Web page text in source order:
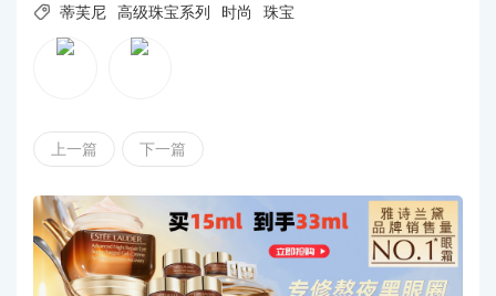
明，构筑强烈视觉反差。这一设计亦呼应黄金编织工艺的
柔韧美感，灵动线条打造富有几何张力、流光溢彩的珠宝
繁花炽影（Blossom）主题以浓郁色彩铺陈热带盛景，勾勒
气韵。”
此次夏季作品，定格万物盛放的绚烂瞬间。每个主题
均以繁复立体的珠宝设计映衬华美彩宝，让自然的律动与
 蒂芙尼 高级珠宝系列 时尚 珠宝
上一篇 下一篇